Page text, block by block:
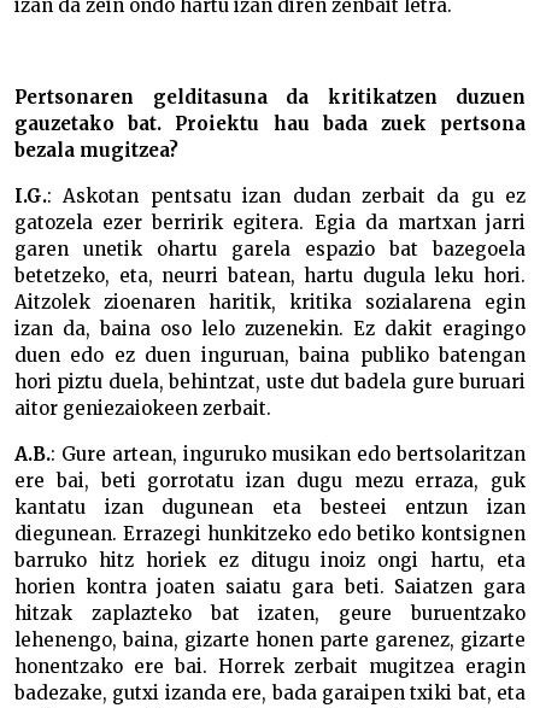
izan da zein ondo hartu izan diren zenbait letra.
Pertsonaren gelditasuna da kritikatzen duzuen
gauzetako bat. Proiektu hau bada zuek pertsona
bezala mugitzea?
I.G.: Askotan pentsatu izan dudan zerbait da gu ez
gatozela ezer berririk egitera. Egia da martxan jarri
garen unetik ohartu garela espazio bat bazegoela
betetzeko, eta, neurri batean, hartu dugula leku hori.
Aitzolek zioenaren haritik, kritika sozialarena egin
izan da, baina oso lelo zuzenekin. Ez dakit eragingo
duen edo ez duen inguruan, baina publiko batengan
hori piztu duela, behintzat, uste dut badela gure buruari
aitor geniezaiokeen zerbait.
A.B.: Gure artean, inguruko musikan edo bertsolaritzan
ere bai, beti gorrotatu izan dugu mezu erraza, guk
kantatu izan dugunean eta besteei entzun izan
diegunean. Errazegi hunkitzeko edo betiko kontsignen
barruko hitz horiek ez ditugu inoiz ongi hartu, eta
horien kontra joaten saiatu gara beti. Saiatzen gara
hitzak zaplazteko bat izaten, geure buruentzako
lehenengo, baina, gizarte honen parte garenez, gizarte
honentzako ere bai. Horrek zerbait mugitzea eragin
badezake, gutxi izanda ere, bada garaipen txiki bat, eta